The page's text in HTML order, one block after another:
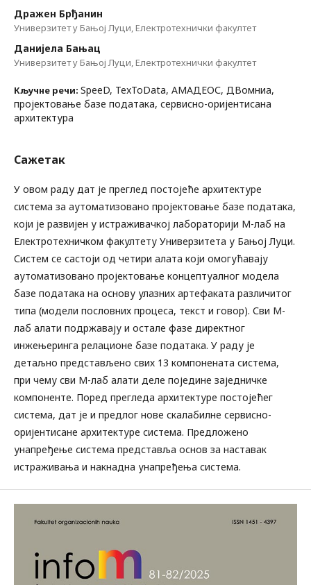
Дражен Брђанин
Универзитет у Бањој Луци, Електротехнички факултет
Данијела Бањац
Универзитет у Бањој Луци, Електротехнички факултет
Кључне речи: SpeeD, TexToData, АМАДЕОС, ДВомниа,
пројектовање базе података, сервисно-оријентисана
архитектура
Сажетак
У овом раду дат је преглед постојеће архитектуре
система за аутоматизовано пројектовање базе података,
који је развијен у истраживачкој лабораторији М-лаб на
Електротехничком факултету Универзитета у Бањој Луци.
Систем се састоји од четири алата који омогућавају
аутоматизовано пројектовање концептуалног модела
базе података на основу улазних артефаката различитог
типа (модели пословних процеса, текст и говор). Сви М-
лаб алати подржавају и остале фазе директног
инжењеринга релационе базе података. У раду је
детаљно представљено свих 13 компонената система,
при чему сви М-лаб алати деле поједине заједничке
компоненте. Поред прегледа архитектуре постојећег
система, дат је и предлог нове скалабилне сервисно-
оријентисане архитектуре система. Предложено
унапређење система представља основ за наставак
истраживања и накнадна унапређења система.